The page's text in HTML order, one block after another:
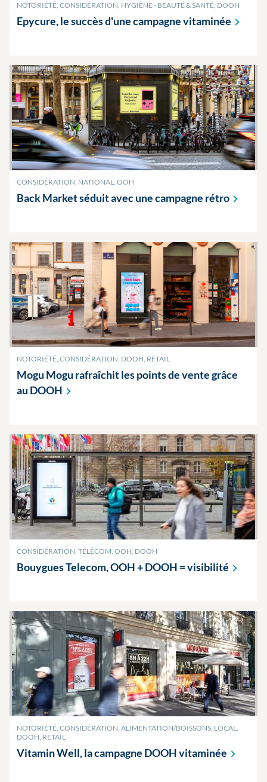
NOTORIÉTÉ, CONSIDÉRATION, HYGIÈNE - BEAUTÉ & SANTÉ, DOOH
Epycure, le succès d'une campagnevitaminée
CONSIDÉRATION, NATIONAL, OOH
Back Market séduit avec une campagne rétro
NOTORIÉTÉ, CONSIDÉRATION, DOOH, RETAIL
Mogu Mogu rafraîchit les points de vente grâce
au DOOH
CONSIDÉRATION, TÉLÉCOM, OOH, DOOH
Bouygues Telecom, OOH + DOOH =visibilité
NOTORIÉTÉ, CONSIDÉRATION, ALIMENTATION/BOISSONS, LOCAL,
DOOH, RETAIL
Vitamin Well, la campagne DOOHvitaminée